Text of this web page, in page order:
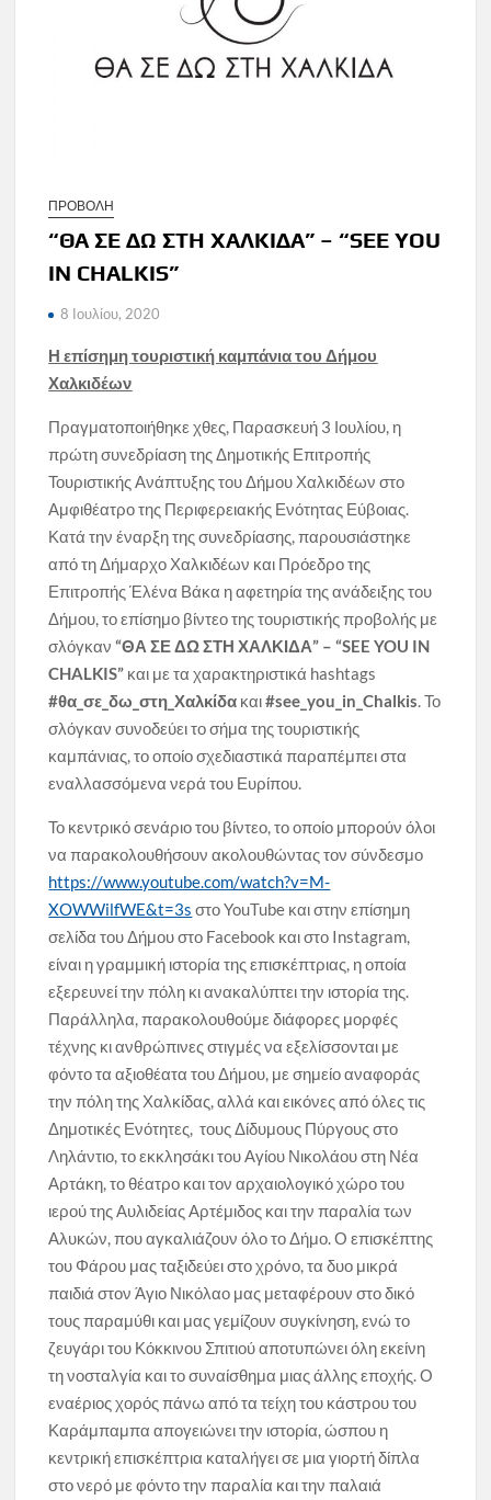
ΠΡΟΒΟΛΗ
“ΘΑ ΣΕ ΔΩ ΣΤΗ ΧΑΛΚΙΔΑ” – “SEE YOU
IN CHALKIS”
8 Ιουλίου, 2020
Η επίσημη τουριστική καμπάνια του Δήμου
Χαλκιδέων
Πραγματοποιήθηκε χθες, Παρασκευή 3 Ιουλίου, η
πρώτη συνεδρίαση της Δημοτικής Επιτροπής
Τουριστικής Ανάπτυξης του Δήμου Χαλκιδέων στο
Αμφιθέατρο της Περιφερειακής Ενότητας Εύβοιας.
Κατά την έναρξη της συνεδρίασης, παρουσιάστηκε
από τη Δήμαρχο Χαλκιδέων και Πρόεδρο της
Επιτροπής Έλένα Βάκα η αφετηρία της ανάδειξης του
Δήμου, το επίσημο βίντεο της τουριστικής προβολής με
σλόγκαν“ΘΑ ΣΕ ΔΩ ΣΤΗ ΧΑΛΚΙΔΑ” – “SEE YOU IN
CHALKIS” και με τα χαρακτηριστικά hashtags
#θα_σε_δω_στη_Χαλκίδα και#see_you_in_Chalkis. Το
σλόγκαν συνοδεύει το σήμα της τουριστικής
καμπάνιας, το οποίο σχεδιαστικά παραπέμπει στα
εναλλασσόμενα νερά του Ευρίπου.
Το κεντρικό σενάριο του βίντεο, το οποίο μπορούν όλοι
να παρακολουθήσουν ακολουθώντας τον σύνδεσμο
https://www.youtube.com/watch?v=M-
XOWWilfWE&t=3s στο YouTube και στην επίσημη
σελίδα του Δήμου στο Facebook και στο Instagram,
είναι η γραμμική ιστορία της επισκέπτριας, η οποία
εξερευνεί την πόλη κι ανακαλύπτει την ιστορία της.
Παράλληλα, παρακολουθούμε διάφορες μορφές
τέχνης κι ανθρώπινες στιγμές να εξελίσσονται με
φόντο τα αξιοθέατα του Δήμου, με σημείο αναφοράς
την πόλη της Χαλκίδας, αλλά και εικόνες από όλες τις
Δημοτικές Ενότητες, τους Δίδυμους Πύργους στο
Ληλάντιο, το εκκλησάκι του Αγίου Νικολάου στη Νέα
Αρτάκη, το θέατρο και τον αρχαιολογικό χώρο του
ιερού της Αυλιδείας Αρτέμιδος και την παραλία των
Αλυκών, που αγκαλιάζουν όλο το Δήμο. Ο επισκέπτης
του Φάρου μας ταξιδεύει στο χρόνο, τα δυο μικρά
παιδιά στον Άγιο Νικόλαο μας μεταφέρουν στο δικό
τους παραμύθι και μας γεμίζουν συγκίνηση, ενώ το
ζευγάρι του Κόκκινου Σπιτιού αποτυπώνει όλη εκείνη
τη νοσταλγία και το συναίσθημα μιας άλλης εποχής. Ο
εναέριος χορός πάνω από τα τείχη του κάστρου του
Καράμπαμπα απογειώνει την ιστορία, ώσπου η
κεντρική επισκέπτρια καταλήγει σε μια γιορτή δίπλα
στο νερό με φόντο την παραλία και την παλαιά